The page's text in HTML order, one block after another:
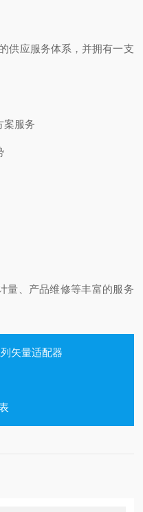
应服务体系，并拥有一支
案服务
量、产品维修等丰富的服务
矢量适配器